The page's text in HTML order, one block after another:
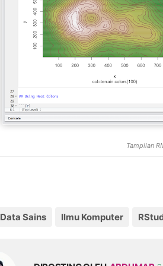
Tampilan
Data Sains Ilmu Komputer